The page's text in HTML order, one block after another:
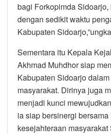
bagi Forkopimda
dengan sedikit waktu
Kabupaten
Sementara itu Kepala
Akhmad Muhdhor siap
Kabupaten Sidoarjo
masyarakat. Dirinya juga
menjadi kunci
ia siap bersinergi
kesejahteraan masyarakat